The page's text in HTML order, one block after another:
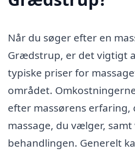
Når du søger efter en
Grædstrup, er det vigtigt
typiske priser for
området.
efter massørens erfaring,
massage, du vælger,
behandlingen. Generelt